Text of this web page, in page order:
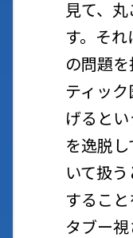
見て、
す。それ
の問題
ティッ
げると
を逸脱
いて扱
するこ
タブー